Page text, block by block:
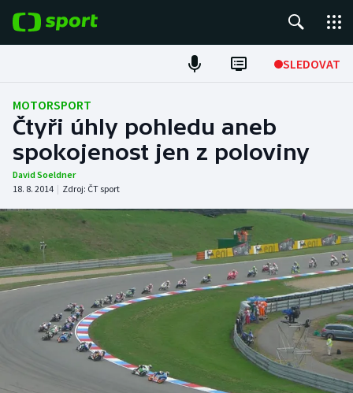
SLEDOVAT
Fotbal
Hokej
Tenis
Atletika
Cyklistika
DALŠÍ SPORTY
Americký fotbal
Baseball a softbal
NEPŘEHLÉDNĚTE
MOTORSPORT
Čtyři úhly pohledu aneb
spokojenost jen z poloviny
David Soeldner
18. 8. 2014 | Zdroj: ČT sport